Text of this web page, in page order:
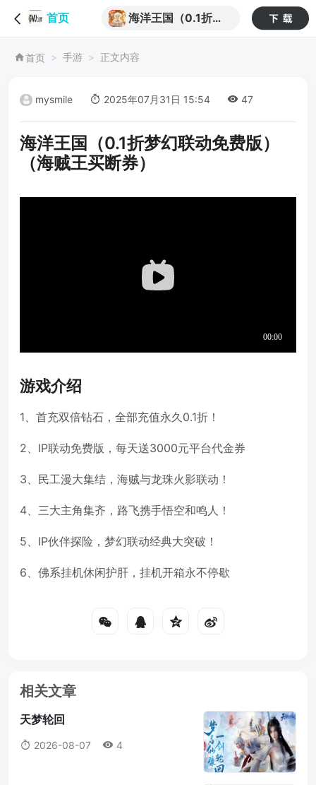
首页
海洋王国（0.1折梦
贼王买断券）
首页 手游 正文内容
mysmile 2025年07月31日 15:54 47
海洋王国（0.1折梦幻联动免费版）
（海贼王买断券）
游戏介绍
1、首充双倍钻石，全部充值永久0.1折！
2、IP联动免费版，每天送3000元平台代金券
3、民工漫大集结，海贼与龙珠火影联动！
4、三大主角集齐，路飞携手悟空和鸣人！
5、IP伙伴探险，梦幻联动经典大突破！
6、佛系挂机休闲护肝，挂机开箱永不停歇
相关文章
天梦轮回
2026-08-07 4